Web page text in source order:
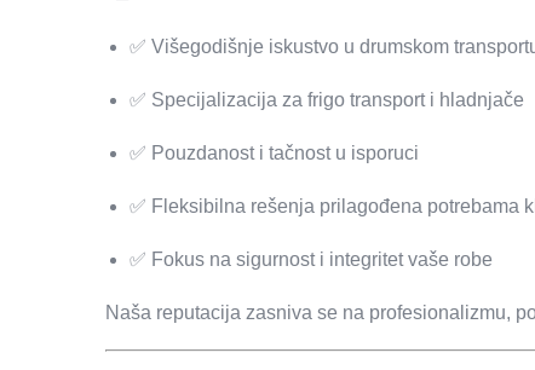
✅ Višegodišnje iskustvo u drumskom
✅ Specijalizacija za frigo transport i hladnjače
✅ Pouzdanost i tačnost u isporuci
✅ Fleksibilna rešenja prilagođena potrebama
✅ Fokus na sigurnost i integritet vaše robe
Naša reputacija zasniva se na profesionalizmu,